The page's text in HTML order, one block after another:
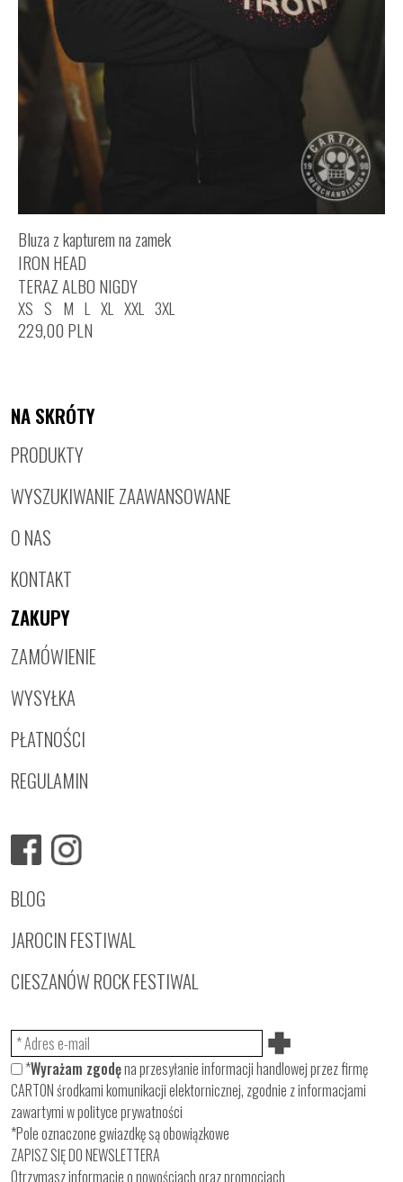
Bluza z kapturem na zamek
IRON HEAD
TERAZ ALBO NIGDY
XS S M L XL XXL 3XL
229,00 PLN
NA SKRÓTY
PRODUKTY
WYSZUKIWANIE ZAAWANSOWANE
O NAS
KONTAKT
ZAKUPY
ZAMÓWIENIE
WYSYŁKA
PŁATNOŚCI
REGULAMIN
BLOG
JAROCIN FESTIWAL
CIESZANÓW ROCK FESTIWAL
*Wyrażam zgodęna przesyłanie informacji handlowej przez firmę
CARTON środkami komunikacji elektornicznej, zgodnie z informacjami
zawartymi wpolityce prywatności
*Pole oznaczone gwiazdkę są obowiązkowe
ZAPISZ SIĘ DO NEWSLETTERA
Otrzymasz informacje o nowościach oraz promocjach